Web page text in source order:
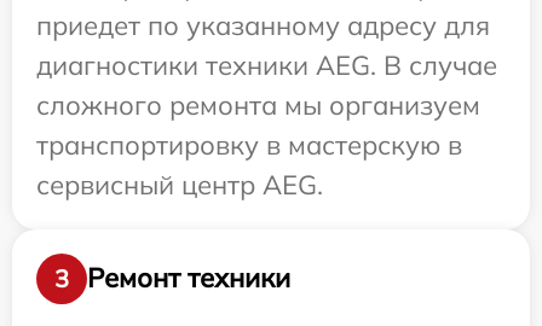
приедет по указанному адресу для
диагностики техники AEG. В случае
сложного ремонта мы организуем
транспортировку в мастерскую в
сервисный центр AEG.
3
Ремонт техники